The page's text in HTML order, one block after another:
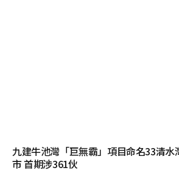
九建牛池灣「巨無霸」項目命名33清水
市 首期涉361伙